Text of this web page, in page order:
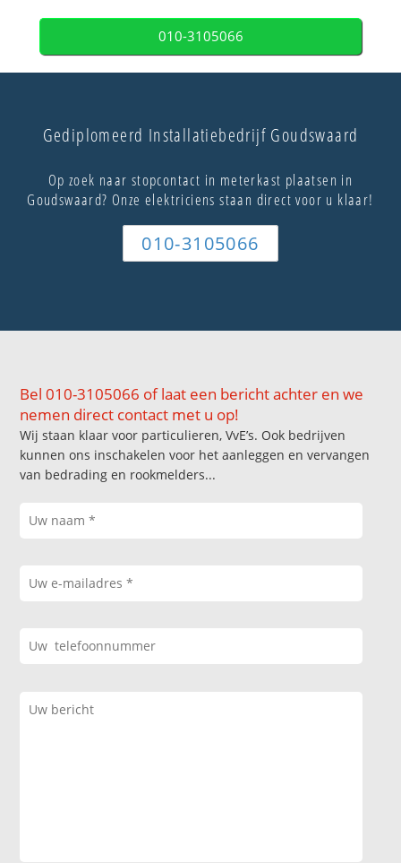
010-3105066
Gediplomeerd Installatiebedrijf Goudswaard
Op zoek naar stopcontact in meterkast plaatsen in
Goudswaard? Onze elektriciens staan direct voor u klaar!
010-3105066
Bel 010-3105066 of laat een bericht achter en we
nemen direct contact met u op!
Wij staan klaar voor particulieren, VvE’s. Ook bedrijven
kunnen ons inschakelen voor het aanleggen en vervangen
van bedrading en rookmelders...